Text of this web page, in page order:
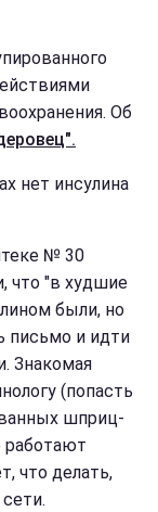
Об
нет инсулина
№ 30
что "в худшие
были, но
письмо и идти
Знакомая
(попасть
шприц-
работают
что делать,